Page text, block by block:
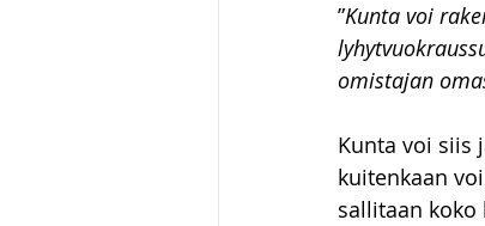
”Kunta voi
omistajan
Kunta voi siis
kuitenkaan
sallitaan koko